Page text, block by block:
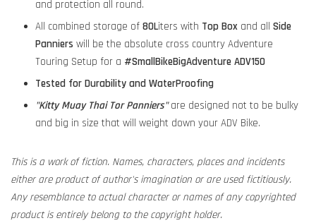
and protection all round.
All combined storage of 80Liters with Top Box and all Side
Panniers will be the absolute cross country Adventure
Touring Setup for a #SmallBikeBigAdventure ADV150
Tested for Durability and WaterProofing
"Kitty Muay Thai Tor Panniers"are designed not to be bulky
and big in size that will weight down your ADV Bike.
This is a work of fiction. Names, characters, places and incidents
either are product of author's imagination or are used fictitiously.
Any resemblance to actual character or names of any copyrighted
product is entirely belong to the copyright holder.